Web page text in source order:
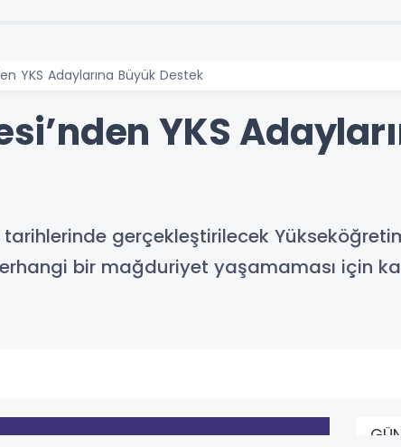
YKS Adaylarına Büyük Destek
YKS
gerçekleştirilecek Yükseköğretim
bir mağduriyet yaşamaması için